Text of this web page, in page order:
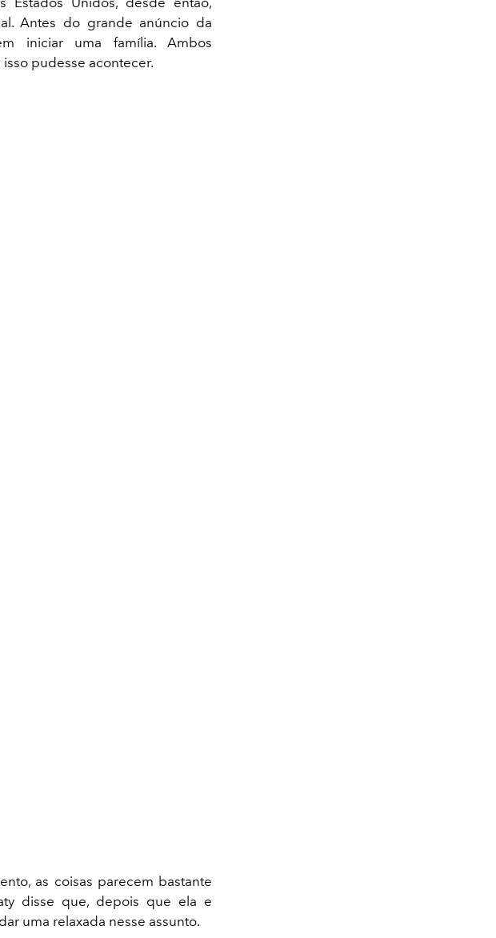
Antes do grande anúncio da
iniciar uma família. Ambos
pudesse acontecer.
as coisas parecem bastante
disse que, depois que ela e
uma relaxada nesse assunto.